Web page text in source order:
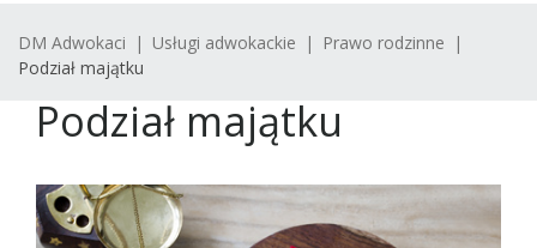
DM Adwokaci | Usługi adwokackie | Prawo rodzinne
|
Podział majątku
Podział
Podział majątku